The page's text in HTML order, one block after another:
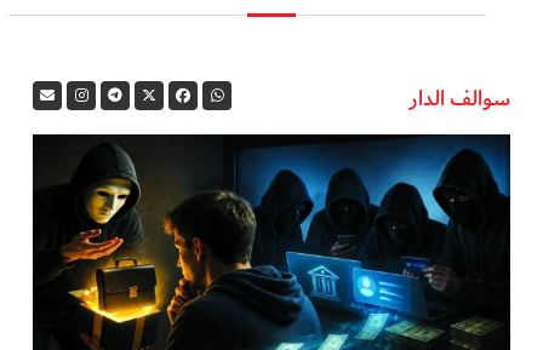
سوالف الدار